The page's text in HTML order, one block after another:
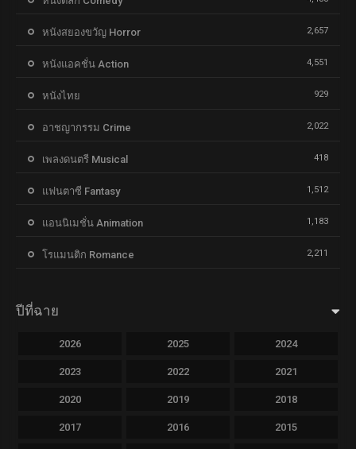
หนังสยองขวัญ Horror 2,657
หนังแอคชั่น Action 4,551
หนังไทย 929
อาชญากรรม Crime 2,022
เพลงดนตรี Musical 418
แฟนตาซี Fantasy 1,512
แอนนิเมชั่น Animation 1,183
โรแมนติก Romance 2,211
ปีที่ฉาย
2026 2025 2024
2023 2022 2021
2020 2019 2018
2017 2016 2015